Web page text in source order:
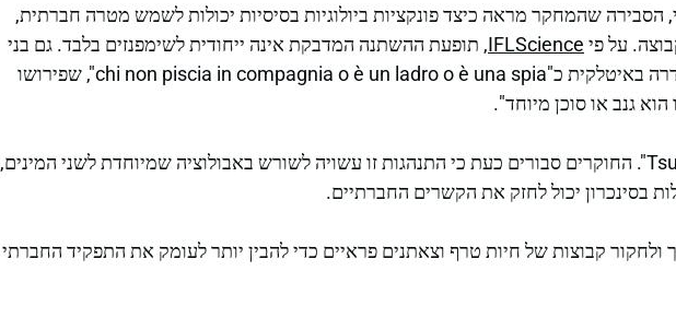
הסבירה שהמחקר מראה כיצד פונקציות ביולוגיות בסיסיות יכולות לשמש מטרה חברתית,
על פי IFLScience, תופעת ההשתנה המדבקת אינה ייחודית לשימפנזים בלבד. גם בני
אדם חווים תופעה זו, שהוגדרה באיטלקית כ"chi non piscia in compagnia o è un ladro o è una spia", שפירושו
גנב או סוכן מיוחד".
ביפן, היא נקראת "Tsureshon". החוקרים סבורים כעת כי התנהגות זו עשויה לשורש באבולוציה שמיוחדת לשני המינים,
בסינכרון יכול לחזק את הקשרים החברתיים.
ולחקור קבוצות של חיות טרף וצאתנים פראיים כדי להבין יותר לעומק את התפקיד החברתי